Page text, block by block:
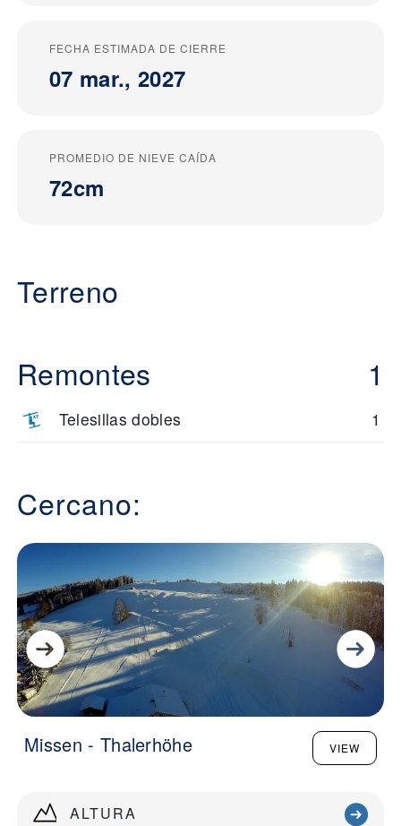
ALTURA
FECHA ESTIMADA DE CIERRE
07 mar., 2027
PROMEDIO DE NIEVE CAÍDA
72cm
Terreno
Remontes
1
Telesillas dobles 1
Cercano:
Missen - Thalerhöhe VIEW